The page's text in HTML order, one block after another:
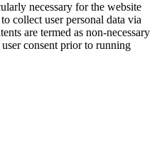
necessary for the website
collect user personal data via
are termed as non-necessary
consent prior to running